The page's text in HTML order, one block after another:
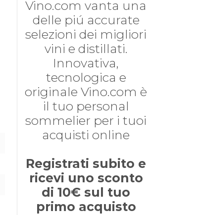
Vino.com vanta una
delle piú accurate
selezioni dei migliori
vini e distillati.
Innovativa,
tecnologica e
originale Vino.com è
il tuo personal
sommelier per i tuoi
acquisti online
Registrati subito e
ricevi uno sconto
di 10€ sul tuo
primo acquisto